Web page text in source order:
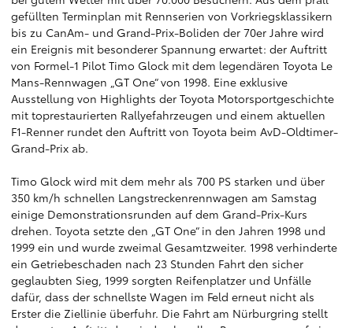
gefüllten Terminplan mit Rennserien von Vorkriegsklassikern
bis zu CanAm- und Grand-Prix-Boliden der 70er Jahre wird
ein Ereignis mit besonderer Spannung erwartet: der Auftritt
von Formel-1 Pilot Timo Glock mit dem legendären Toyota Le
Mans-Rennwagen „GT One“ von 1998. Eine exklusive
Ausstellung von Highlights der Toyota Motorsportgeschichte
mit toprestaurierten Rallyefahrzeugen und einem aktuellen
F1-Renner rundet den Auftritt von Toyota beim AvD-Oldtimer-
Grand-Prix ab.
Timo Glock wird mit dem mehr als 700 PS starken und über
350 km/h schnellen Langstreckenrennwagen am Samstag
einige Demonstrationsrunden auf dem Grand-Prix-Kurs
drehen. Toyota setzte den „GT One“ in den Jahren 1998 und
1999 ein und wurde zweimal Gesamtzweiter. 1998 verhinderte
ein Getriebeschaden nach 23 Stunden Fahrt den sicher
geglaubten Sieg, 1999 sorgten Reifenplatzer und Unfälle
dafür, dass der schnellste Wagen im Feld erneut nicht als
Erster die Ziellinie überfuhr. Die Fahrt am Nürburgring stellt